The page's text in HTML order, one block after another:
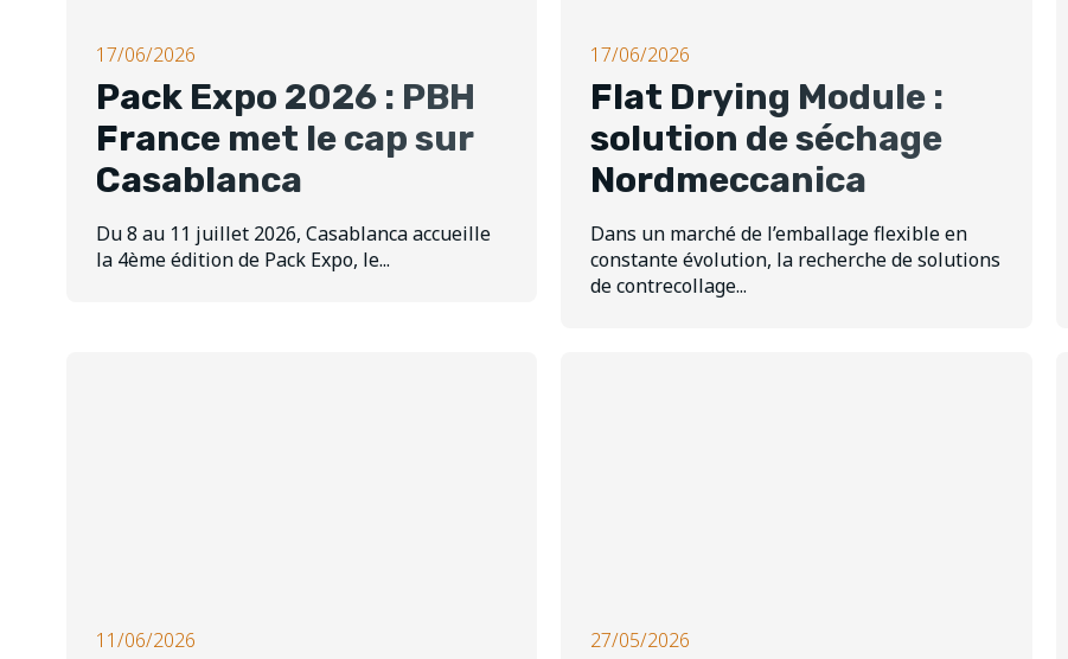
17/06/2026
Pack Expo 2026 : PBH
France met le cap sur
Casablanca
Du 8 au 11 juillet 2026, Casablanca accueille
la 4ème édition de Pack Expo, le...
17/06/2026
Flat Drying Module :
solution de séchage
Nordmeccanica
Dans un marché de l’emballage flexible en
constante évolution, la recherche de solutions
de contrecollage...
11/06/2026 27/05/2026